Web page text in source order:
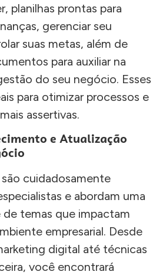
planilhas prontas para
gerenciar seu
suas metas, além de
para auxiliar na
do seu negócio. Esses
para otimizar processos e
assertivas.
e Atualização
são cuidadosamente
e abordam uma
de temas que impactam
empresarial. Desde
digital até técnicas
você encontrará